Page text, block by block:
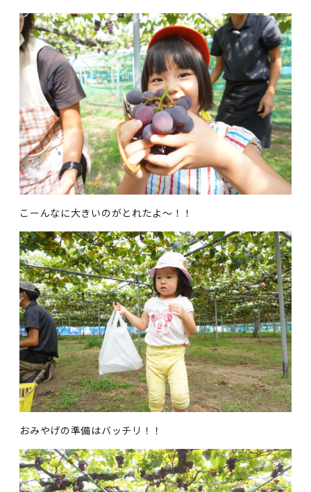
こーんなに大きいのがとれたよ～！！
おみやげの準備はバッチリ！！